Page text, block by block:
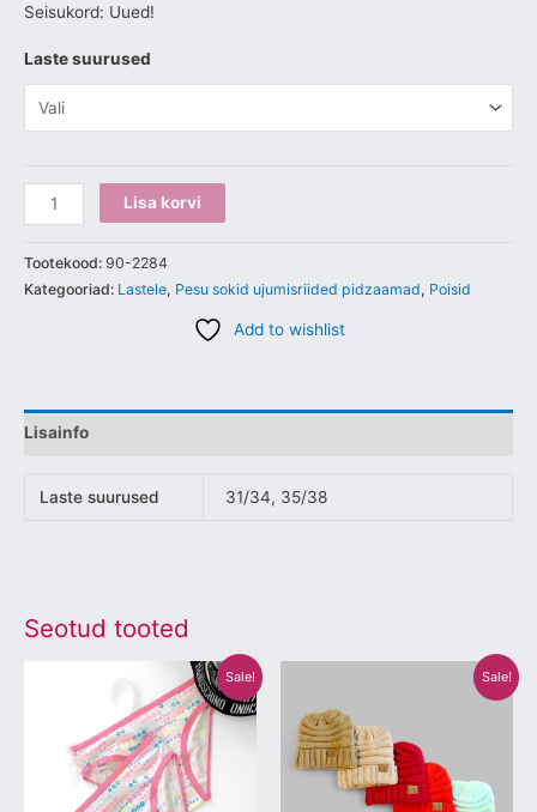
Seisukord: Uued!
Laste suurused
Lisa korvi
Tootekood: 90-2284
Kategooriad: Lastele, Pesu sokid ujumisriided pidzaamad, Poisid
Add to wishlist
Lisainfo
Laste suurused 31/34, 35/38
Seotud tooted
Sale!
€5.00.€3.00.
on
mitu
varianti.
Sale!
oli:
€12.00.€7.00.
on
mitu
varianti.